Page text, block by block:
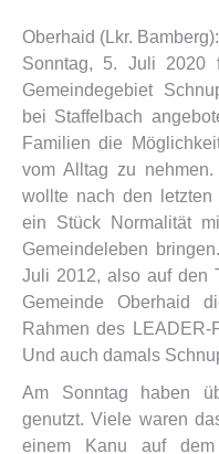
Oberhaid (Lkr.
Sonntag, 5. Juli 2020
Gemeindegebiet
bei Staffelbach
Familien die
vom Alltag zu
wollte nach den letzten
ein Stück Normalität
Gemeindeleben
Juli 2012, also auf den
Gemeinde Oberhaid
Rahmen des LEADER-
Und auch damals
Am Sonntag haben
genutzt. Viele waren
einem Kanu auf